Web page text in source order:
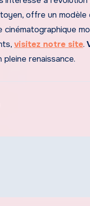
offre un modèle
visitez notre site.
pleine renaissance.